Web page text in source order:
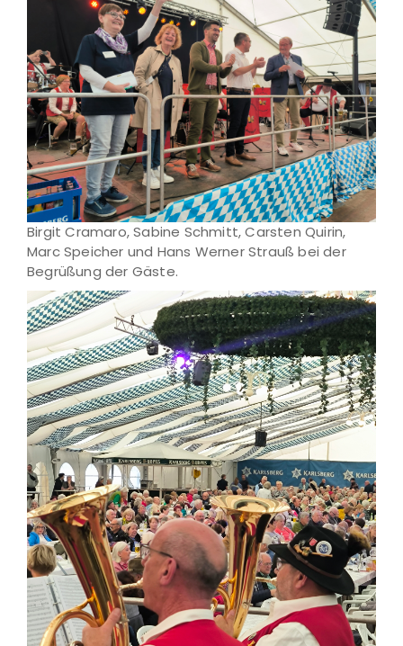
Birgit Cramaro, Sabine Schmitt, Carsten Quirin,
Marc Speicher und Hans Werner Strauß bei der
Begrüßung der Gäste.